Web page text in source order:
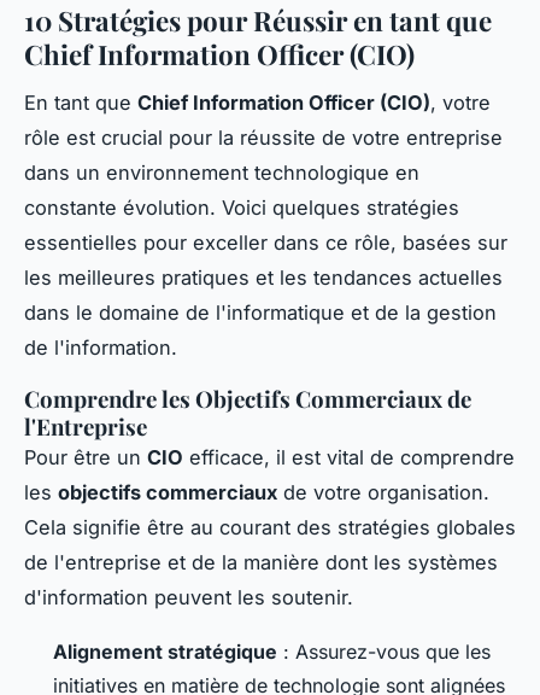
10 Stratégies pour Réussir en tant que
Chief Information Officer (CIO)
En tant que Chief Information Officer (CIO), votre
rôle est crucial pour la réussite de votre entreprise
dans un environnement technologique en
constante évolution. Voici quelques stratégies
essentielles pour exceller dans ce rôle, basées sur
les meilleures pratiques et les tendances actuelles
dans le domaine de l'informatique et de la gestion
de l'information.
Comprendre les Objectifs Commerciaux de
l'Entreprise
Pour être un CIO efficace, il est vital de comprendre
les objectifs commerciaux de votre organisation.
Cela signifie être au courant des stratégies globales
de l'entreprise et de la manière dont les systèmes
d'information peuvent les soutenir.
Alignement stratégique : Assurez-vous que les
initiatives en matière de technologie sont alignées